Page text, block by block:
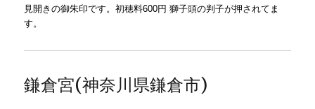
見開きの御朱印です。初穂料600円 獅子頭の判子が押されてま
す。
鎌倉宮(神奈川県鎌倉市)